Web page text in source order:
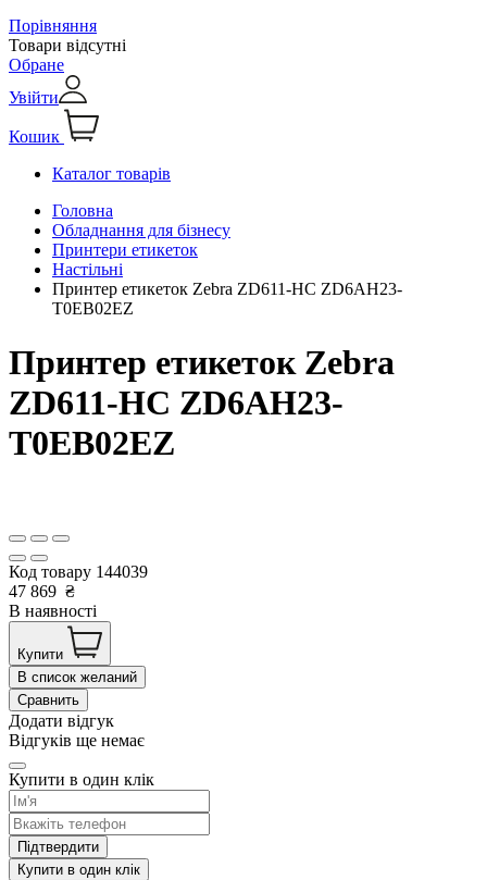
Порівняння
Товари відсутні
Обране
Увійти
Кошик
Каталог товарів
Головна
Обладнання для бізнесу
Принтери етикеток
Настільні
Принтер етикеток Zebra ZD611-HC ZD6AH23-
T0EB02EZ
Принтер етикеток Zebra
ZD611-HC ZD6AH23-
T0EB02EZ
Код товару 144039
47 869 ₴
В наявності
Купити
В список желаний
Сравнить
Додати відгук
Відгуків ще немає
Купити в один клік
Підтвердити
Купити в один клік